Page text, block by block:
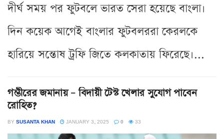
দীর্ঘ সময় পর ফুটবলে ভারত সেরা হয়েছে বাংলা।
দিন কয়েক আগেই বাংলার ফুটবলররা কেরলকে
হারিয়ে সন্তোষ ট্রফি জিতে কলকাতায় ফিরেছে।...
গম্ভীরের জমানায় – বিদায়ী টেস্ট খেলার সুযোগ পাবেন
রোহিত?
BY SUSANTA KHAN JANUARY 3, 2025 0 33